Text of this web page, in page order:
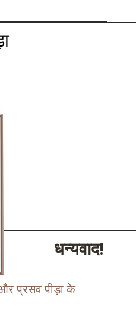
प्रसव पीड़ा के
धन्यवाद!